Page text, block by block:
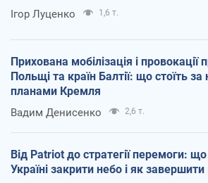
Ігор Луценко 1,6 т.
Прихована мобілізація і провокації
Польщі та країн Балтії: що стоїть
планами Кремля
Вадим Денисенко 2,6 т.
Від Patriot до стратегії перемоги:
Україні закрити небо і як завершити